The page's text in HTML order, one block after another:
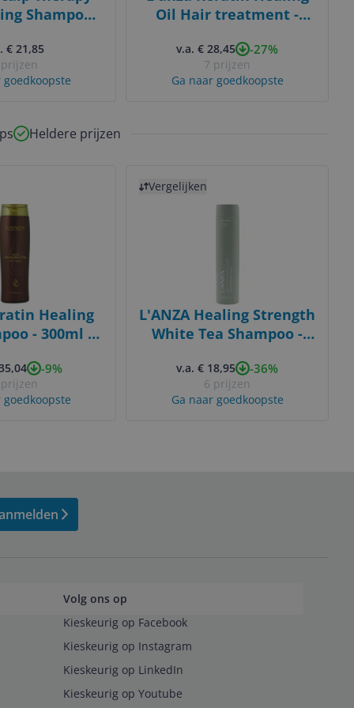
Shampoo
€ 21,85
goedkoopste
Oil Hair treatment -
verpakking)
v.a. € 28,45 -27%
7 prijzen
Ga naar goedkoopste
Heldere prijzen
Healing
- 300ml -
-9%
goedkoopste
Vergelijken
L'ANZA Healing Strength
White Tea Shampoo -
verpakking)
v.a. € 18,95 -36%
6 prijzen
Ga naar goedkoopste
Volg ons op
Kieskeurig op Facebook
Kieskeurig op Instagram
Kieskeurig op LinkedIn
Kieskeurig op Youtube